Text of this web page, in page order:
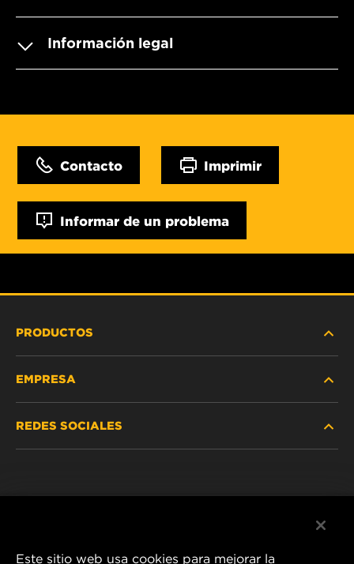
Información legal
Contacto Imprimir
Informar de un problema
PRODUCTOS
VEHÍCULOS LIVIANOS Y COMERCIALES
EMPRESA
REDES SOCIALES
Este sitio web usa cookies para mejorar la